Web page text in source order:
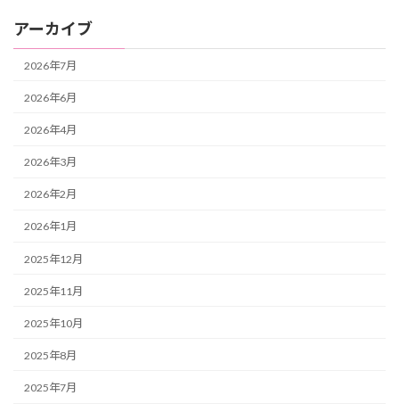
アーカイブ
2026年7月
2026年6月
2026年4月
2026年3月
2026年2月
2026年1月
2025年12月
2025年11月
2025年10月
2025年8月
2025年7月